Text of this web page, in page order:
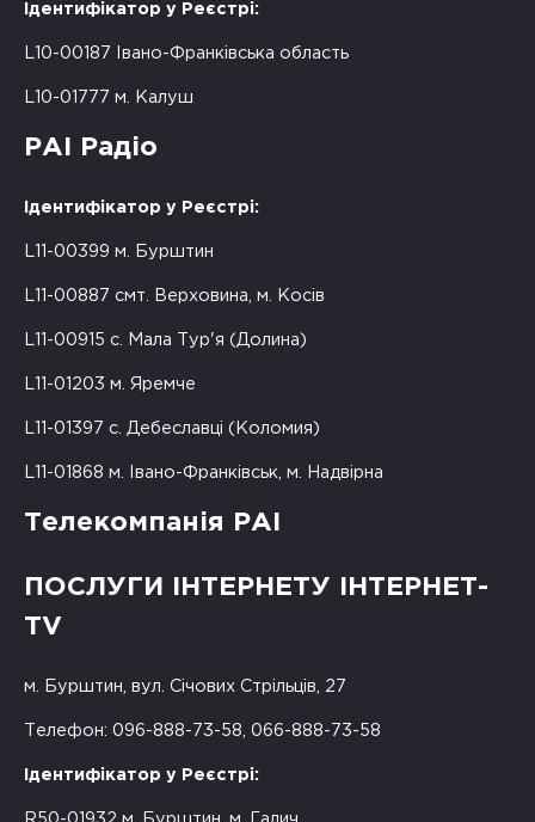
Ідентифікатор у Реєстрі:
L10-00187 Івано-Франківська область
L10-01777 м. Калуш
РАІ Радіо
Ідентифікатор у Реєстрі:
L11-00399 м. Бурштин
L11-00887 смт. Верховина, м. Косів
L11-00915 с. Мала Тур'я (Долина)
L11-01203 м. Яремче
L11-01397 с. Дебеславці (Коломия)
L11-01868 м. Івано-Франківськ, м. Надвірна
Телекомпанія РАІ
ПОСЛУГИ ІНТЕРНЕТУ ІНТЕРНЕТ-
TV
м. Бурштин, вул. Січових Стрільців, 27
Телефон: 096-888-73-58, 066-888-73-58
Ідентифікатор у Реєстрі:
R50-01932 м. Бурштин, м. Галич